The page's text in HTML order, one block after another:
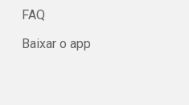
FAQ
Baixar o app